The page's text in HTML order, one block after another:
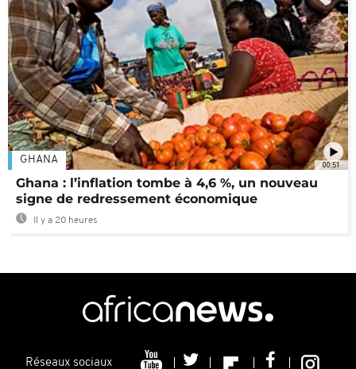
00:51
GHANA
Ghana : l’inflation tombe à 4,6 %, un nouveau
signe de redressement économique
Il y a 20 heures
Réseaux sociaux